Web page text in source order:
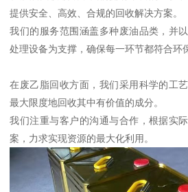
提供安全、高效、合规的回收解决方案。
我们的服务范围涵盖多种废油品类，并
处理设备为支撑，确保每一环节都符合环
在废乙脂回收方面，我们采用科学的工
最大限度地回收其中有价值的成分。
我们注重与客户的沟通与合作，根据实
案，力求实现资源的最大化利用。